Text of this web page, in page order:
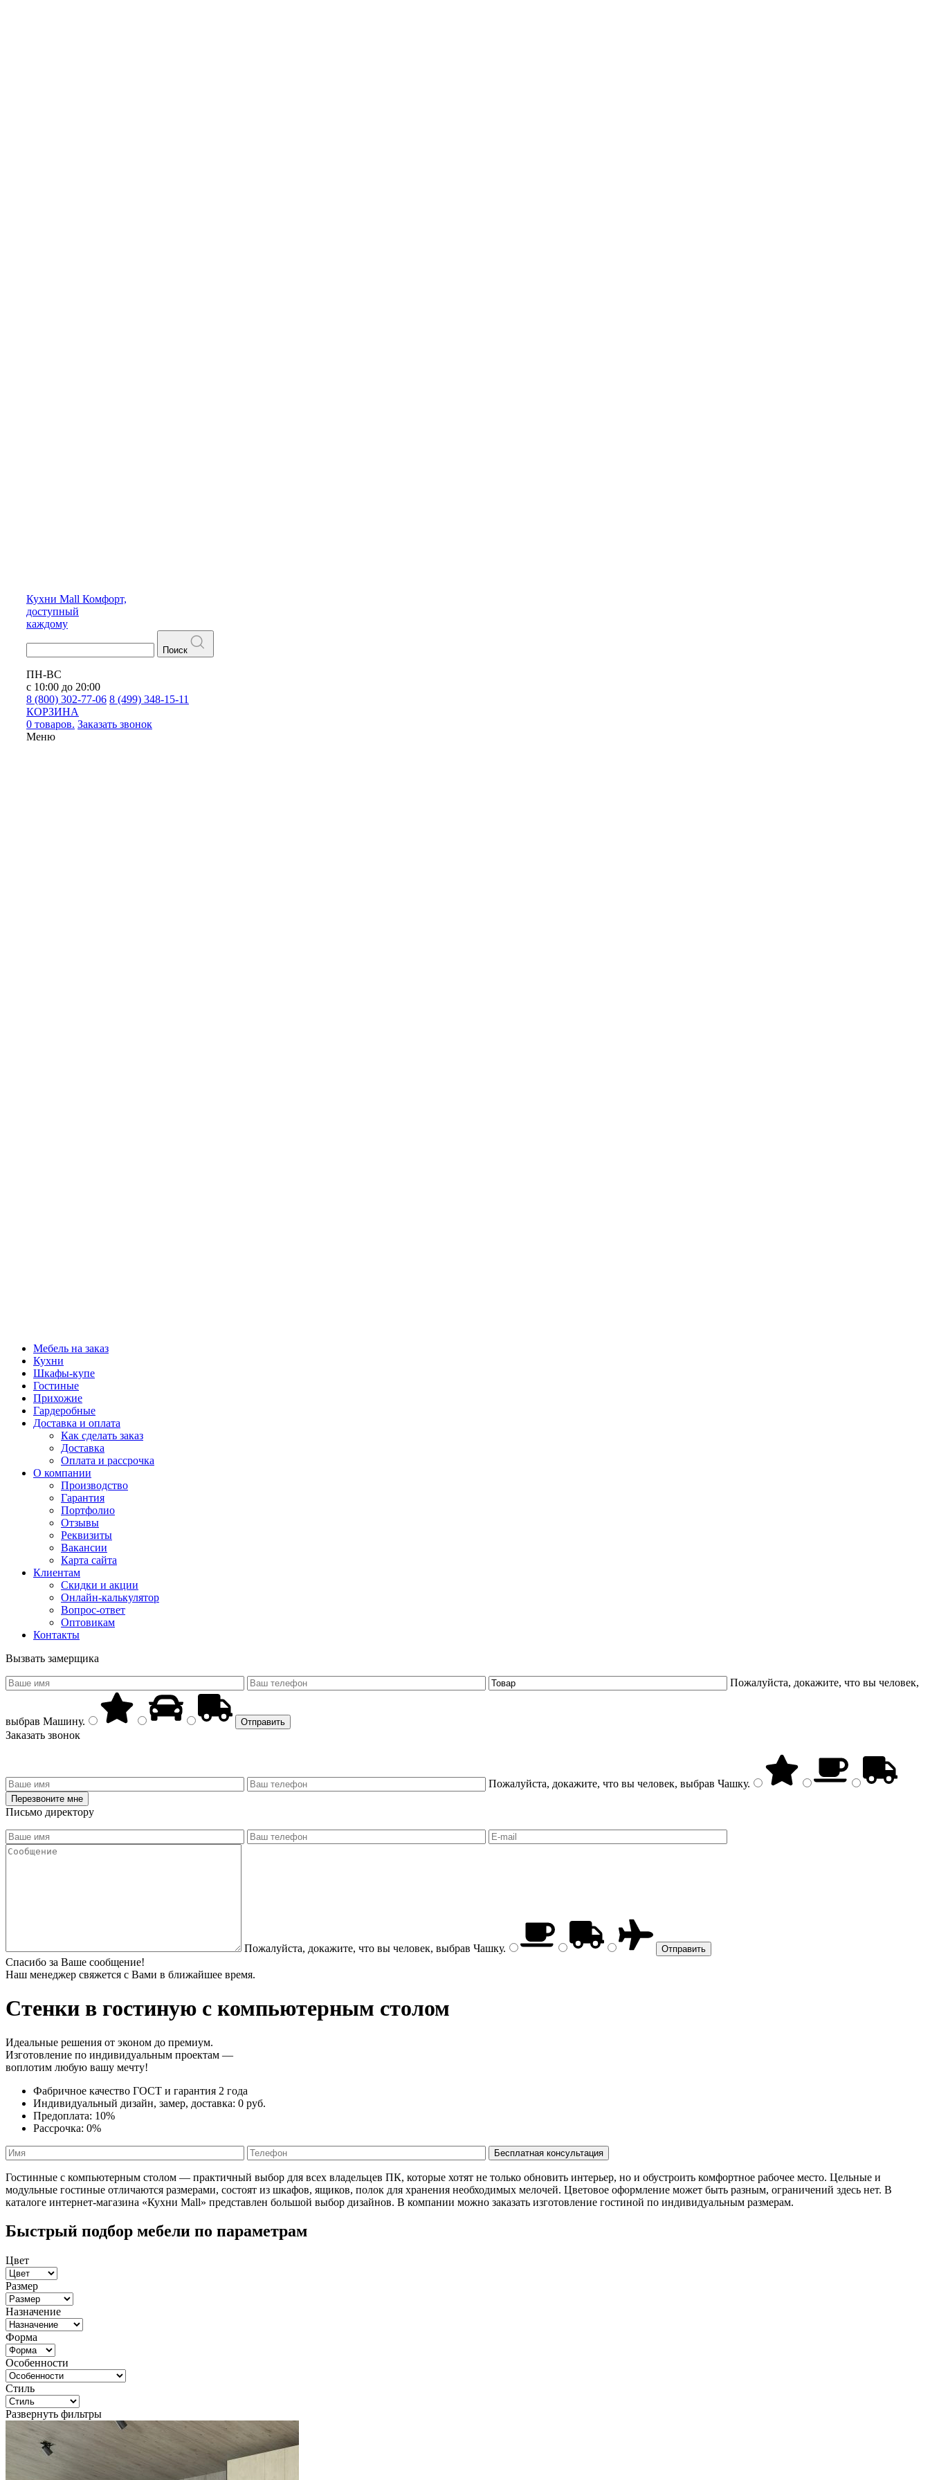
Кухни Mall Комфорт,
доступный
каждому
Поиск
ПН-ВС
с 10:00 до 20:00
8 (800) 302-77-06 8 (499) 348-15-11
КОРЗИНА
0 товаров. Заказать звонок
Меню
Мебель на заказ
Кухни
Шкафы-купе
Гостиные
Прихожие
Гардеробные
Доставка и оплата
Как сделать заказ
Доставка
Оплата и рассрочка
О компании
Производство
Гарантия
Портфолио
Отзывы
Реквизиты
Вакансии
Карта сайта
Клиентам
Скидки и акции
Онлайн-калькулятор
Вопрос-ответ
Оптовикам
Контакты
Вызвать замерщика
Пожалуйста, докажите, что вы человек,
выбрав Машину.
Заказать звонок
Пожалуйста, докажите, что вы человек, выбрав Чашку.
Письмо директору
Пожалуйста, докажите, что вы человек, выбрав Чашку.
Спасибо за Ваше сообщение!
Наш менеджер свяжется с Вами в ближайшее время.
Стенки в гостиную с компьютерным столом
Идеальные решения от эконом до премиум.
Изготовление по индивидуальным проектам —
воплотим любую вашу мечту!
Фабричное качество ГОСТ и гарантия 2 года
Индивидуальный дизайн, замер, доставка: 0 руб.
Предоплата: 10%
Рассрочка: 0%
Гостинные с компьютерным столом — практичный выбор для всех владельцев ПК, которые хотят не только обновить интерьер, но и обустроить комфортное рабочее место. Цельные и
модульные гостиные отличаются размерами, состоят из шкафов, ящиков, полок для хранения необходимых мелочей. Цветовое оформление может быть разным, ограничений здесь нет. В
каталоге интернет-магазина «Кухни Mall» представлен большой выбор дизайнов. В компании можно заказать изготовление гостиной по индивидуальным размерам.
Быстрый подбор мебели по параметрам
Цвет
Размер
Назначение
Форма
Особенности
Стиль
Развернуть фильтры